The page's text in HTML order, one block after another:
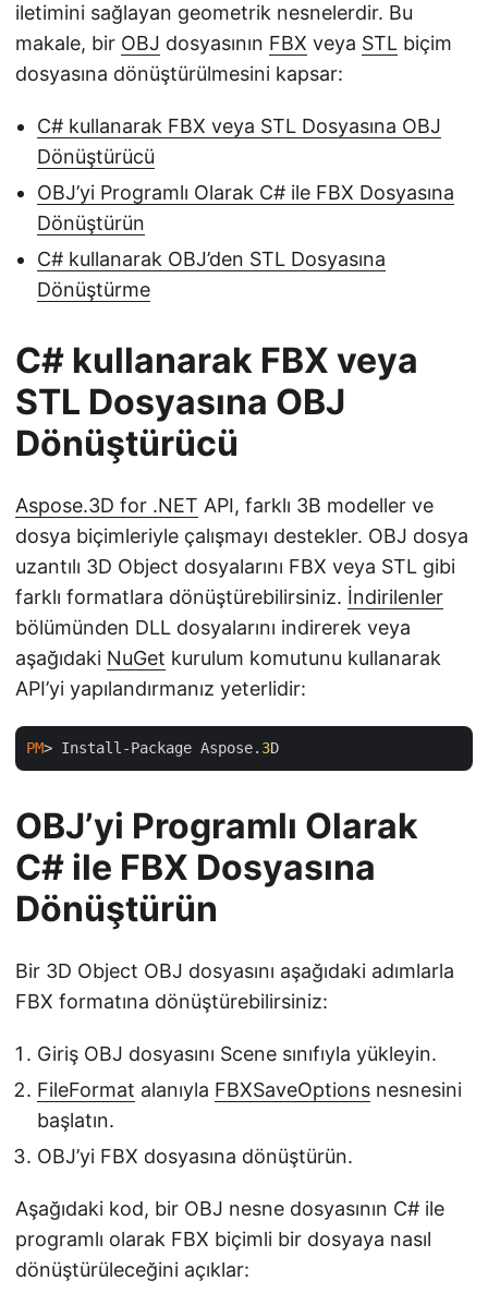
iletimini sağlayan geometrik nesnelerdir. Bu
makale, bir OBJ dosyasının FBX veya STL biçim
dosyasına dönüştürülmesini kapsar:
C# kullanarak FBX veya STL Dosyasına OBJ
Dönüştürücü
OBJ’yi Programlı Olarak C# ile FBX Dosyasına
Dönüştürün
C# kullanarak OBJ’den STL Dosyasına
Dönüştürme
C# kullanarak FBX veya
STL Dosyasına OBJ
Dönüştürücü
Aspose.3D for .NET API, farklı 3B modeller ve
dosya biçimleriyle çalışmayı destekler. OBJ dosya
uzantılı 3D Object dosyalarını FBX veya STL gibi
farklı formatlara dönüştürebilirsiniz. İndirilenler
bölümünden DLL dosyalarını indirerek veya
aşağıdaki NuGet kurulum komutunu kullanarak
API’yi yapılandırmanız yeterlidir:
PM> Install-Package Aspose. 3
OBJ’yi Programlı Olarak
C# ile FBX Dosyasına
Dönüştürün
Bir 3D Object OBJ dosyasını aşağıdaki adımlarla
FBX formatına dönüştürebilirsiniz:
Giriş OBJ dosyasını Scene sınıfıyla yükleyin.
FileFormat alanıyla FBXSaveOptions nesnesini
başlatın.
OBJ’yi FBX dosyasına dönüştürün.
Aşağıdaki kod, bir OBJ nesne dosyasının C# ile
programlı olarak FBX biçimli bir dosyaya nasıl
dönüştürüleceğini açıklar: